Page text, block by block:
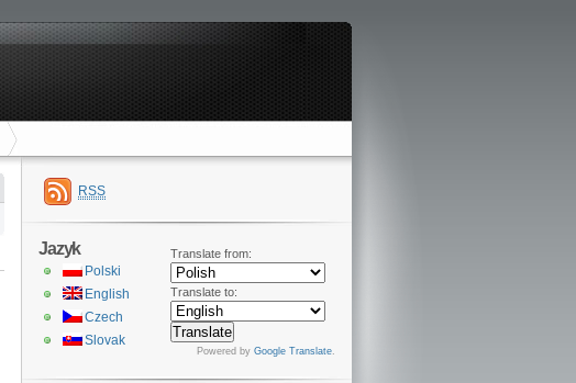
RSS
Translate from:
Translate to:
Powered by Google Translate.
Jazyk
Polski
English
Czech
Slovak